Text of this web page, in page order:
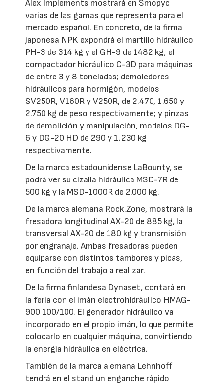
Alex Implements mostrará en Smopyc
varias de las gamas que representa para el
mercado español. En concreto, de la firma
japonesa NPK expondrá el martillo hidráulico
PH-3 de 314 kg y el GH-9 de 1482 kg; el
compactador hidráulico C-3D para máquinas
de entre 3 y 8 toneladas; demoledores
hidráulicos para hormigón, modelos
SV250R, V160R y V250R, de 2.470, 1.650 y
2.750 kg de peso respectivamente; y pinzas
de demolición y manipulación, modelos DG-
6 y DG-20 HD de 290 y 1.230 kg
respectivamente.
De la marca estadounidense LaBounty, se
podrá ver su cizalla hidráulica MSD-7R de
500 kg y la MSD-1000R de 2.000 kg.
De la marca alemana Rock.Zone, mostrará la
fresadora longitudinal AX-20 de 885 kg, la
transversal AX-20 de 180 kg y transmisión
por engranaje. Ambas fresadoras pueden
equiparse con distintos tambores y picas,
en función del trabajo a realizar.
De la firma finlandesa Dynaset, contará en
la feria con el imán electrohidráulico HMAG-
900 100/100. El generador hidráulico va
incorporado en el propio imán, lo que permite
colocarlo en cualquier máquina, convirtiendo
la energía hidráulica en eléctrica.
También de la marca alemana Lehnhoff
tendrá en el stand un enganche rápido